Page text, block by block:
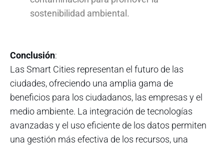
sostenibilidad ambiental.
Conclusión:
Las Smart Cities representan el futuro de las
ciudades, ofreciendo una amplia gama de
beneficios para los ciudadanos, las empresas y el
medio ambiente. La integración de tecnologías
avanzadas y el uso eficiente de los datos permiten
una gestión más efectiva de los recursos, una